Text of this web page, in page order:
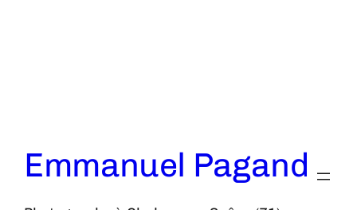
Emmanuel Pagand